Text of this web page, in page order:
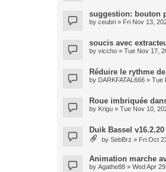
suggestion: bouton
by ceubri » Fri Nov 13,
soucis avec
by viccho » Tue Nov 17,
Réduire le rythme
by DARKFATAL666 » Tue
Roue imbriquée
by Krigu » Tue Nov 10,
Duik Bassel
by SebBrz » Fri Oct
Animation marche
by Agathe88 » Wed Apr